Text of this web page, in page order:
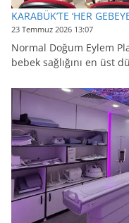
KARABÜK’TE ‘HER
23 Temmuz 2026 13:07
Normal Doğum Eylem
bebek sağlığını en üst